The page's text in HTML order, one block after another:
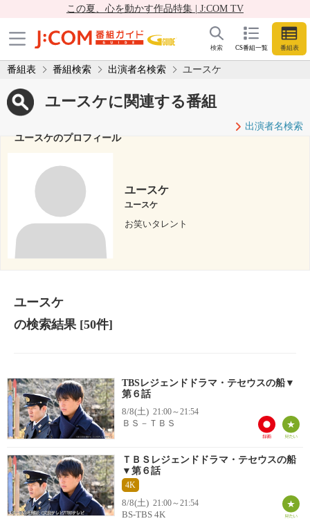
この夏、心を動かす作品特集 | J:COM TV
CS番組一覧 番組表
検索
番組表 番組検索 出演者名検索 ユースケ
ユースケに関連する番組
出演者名検索
ユースケのプロフィール
ユースケ
ユースケ
お笑いタレント
ユースケ
の検索結果[50件]
TBSレジェンドドラマ・テセウスの船▼
第６話
8/8(土) 21:00～21:54
ＢＳ－ＴＢＳ
ＴＢＳレジェンドドラマ・テセウスの船
▼第６話
4K
8/8(土) 21:00～21:54
BS-TBS 4K